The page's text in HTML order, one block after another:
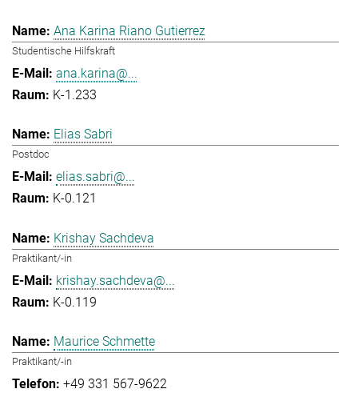
Ana Karina Riano Gutierrez
Studentische Hilfskraft
ana.karina@...
K-1.233
Elias Sabri
Postdoc
elias.sabri@...
K-0.121
Krishay Sachdeva
Praktikant/-in
krishay.sachdeva@...
K-0.119
Maurice Schmette
Praktikant/-in
+49 331 567-9622